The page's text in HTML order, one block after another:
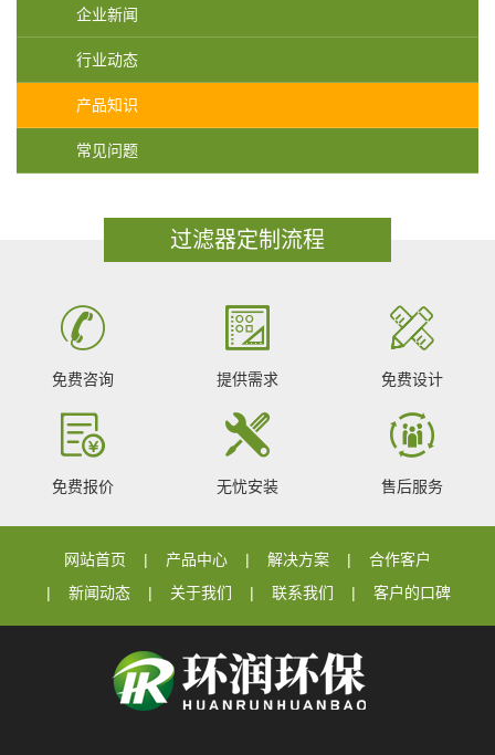
企业新闻
行业动态
产品知识
常见问题
过滤器定制流程
免费咨询 提供需求 免费设计
免费报价 无忧安装 售后服务
网站首页 产品中心 解决方案
合作客户
新闻动态
关于我们 联系我们 客户的口碑